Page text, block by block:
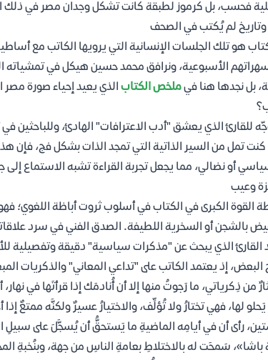
فحسب، بل كرموز لطبقة كانت تشكل وجدان مصر في ذلك
وتاريخ لم يُكتب في الصحف
هو تلك الجلسات الإنسانية التي يرويها الكاتب مع
الأسبوعية، ونرافق محمد حسين هيكل في تمشياته
بل نجدها هنا فيملخص الكتاب الذي يعيد إحياء صورة مصر
للقارئ الذي يعشق "أدب الاعترافات" الهادئ، وللباحثين في
تمل من السير الذاتية التي تمجد الذات بشكل فج، فإن
أو نضالي، مما يجعل تجربة القراءة تشبه الاستماع إلى
وعيب
القوة الكبرى في الكتاب في أسلوب ثروت أباظة اللغوي؛
بالشجن أو السخرية اللطيفة. الصدق الفني في سرد
القارئ الذي يبحث عن "مذكرات سياسية" دقيقة وتفصيلية
البعض، إذ يعتمد الكاتب على "تداعي المعاني" والذكريات
من ذِكرياتي، ما رَجوتُ منها إلا أن أُنادمَك إذا قرأتَها في
يَحلو لها، فهي تختارُ ولا تُؤلِّف، والاختيارُ عسيرٌ ولكنَّه
رأى أن في أيامِه الماضيةِ ما يَستحقُّ أن يُسجَّلَ على سبيلِ
باشا»، سَمحَت له بالاختلاطِ بعامةِ الناسِ من جهة، وبنُخبةِ